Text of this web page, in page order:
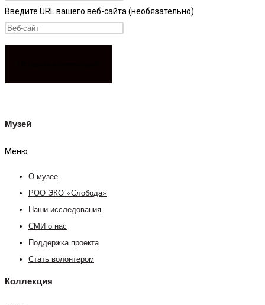
Введите URL вашего веб-сайта (необязательно)
Музей
Меню
О музее
РОО ЭКО «Слобода»
Наши исследования
СМИ о нас
Поддержка проекта
Стать волонтером
Коллекция